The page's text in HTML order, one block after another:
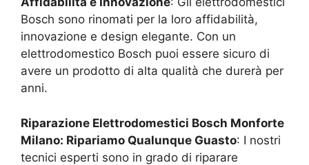
Bosch sono rinomati per la loro affidabilità,
innovazione e design elegante. Con un
elettrodomestico Bosch puoi essere sicuro di
avere un prodotto di alta qualità che durerà per
anni.
Riparazione Elettrodomestici Bosch Monforte
Milano: Ripariamo Qualunque Guasto: I nostri
tecnici esperti sono in grado di riparare